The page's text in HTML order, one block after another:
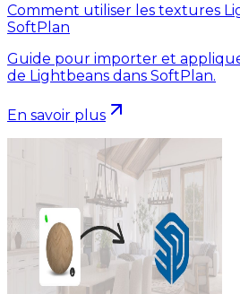
Comment utiliser les textures
SoftPlan
Guide pour importer et
de Lightbeans dans SoftPlan.
En savoir plus